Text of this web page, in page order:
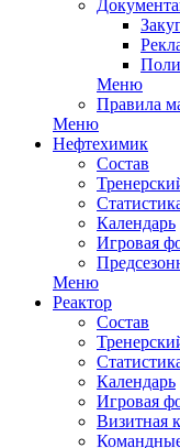
Меню
Правила
Меню
Нефтехимик
Состав
Календарь
Игровая
Меню
Реактор
Состав
Календарь
Игровая
Визитная